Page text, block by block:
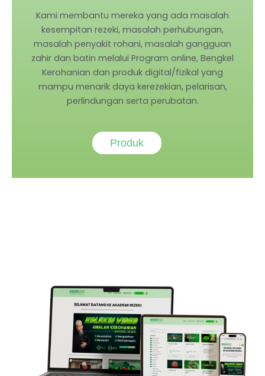
Kami membantu mereka yang ada masalah
kesempitan rezeki, masalah perhubungan,
masalah penyakit rohani, masalah gangguan
zahir dan batin melalui Program online, Bengkel
Kerohanian dan produk digital/fizikal yang
mampu menarik daya kerezekian, pelarisan,
perlindungan serta perubatan.
Produk